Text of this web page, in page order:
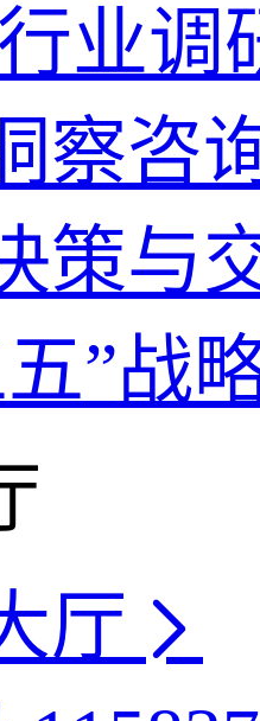
业调
察咨
策与
”战
厅